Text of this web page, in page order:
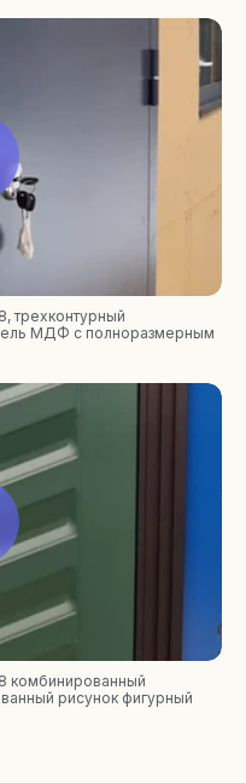
трехконтурный
МДФ с полноразмерным
комбинированный
рисунок фигурный